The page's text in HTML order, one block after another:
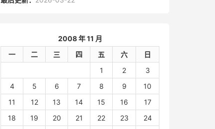
2008 年 11 月
一
二 三 四 五 六
日
1
2
3
4
5 6 7 8 9
10
11
12 13 14 15 16
17
18
19 20 21 22 23
24